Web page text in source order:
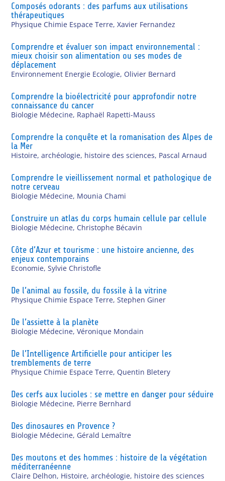
Composés odorants : des parfums aux utilisations
thérapeutiques
Physique Chimie Espace Terre,Xavier Fernandez
Comprendre et évaluer son impact environnemental :
mieux choisir son alimentation ou ses modes de
déplacement
Environnement Energie Ecologie, Olivier Bernard
Comprendre la bioélectricité pour approfondir notre
connaissance du cancer
Biologie Médecine, Raphaël Rapetti-Mauss
Comprendre la conquête et la romanisation des Alpes de
la Mer
Histoire, archéologie, histoire des sciences, Pascal Arnaud
Comprendre le vieillissement normal et pathologique de
notre cerveau
Biologie Médecine, Mounia Chami
Construire un atlas du corps humain cellule par cellule
Biologie Médecine, Christophe Bécavin
Côte d’Azur et tourisme : une histoire ancienne, des
enjeux contemporains
Economie,Sylvie Christofle
De l’animal au fossile, du fossile à la vitrine
Physique Chimie Espace Terre,Stephen Giner
De l’assiette à la planète
Biologie Médecine,Véronique Mondain
De l’Intelligence Artificielle pour anticiper les
tremblements de terre
Physique Chimie Espace Terre, Quentin Bletery
Des cerfs aux lucioles : se mettre en danger pour séduire
Biologie Médecine, Pierre Bernhard
Des dinosaures en Provence ?
Biologie Médecine, Gérald Lemaître
Des moutons et des hommes : histoire de la végétation
méditerranéenne
Claire Delhon, Histoire, archéologie, histoire des sciences